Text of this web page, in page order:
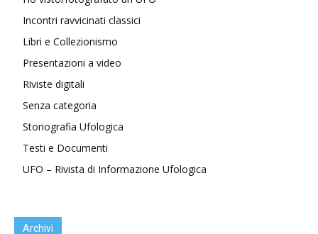
Incontri ravvicinati classici
Libri e Collezionismo
Presentazioni a video
Riviste digitali
Senza categoria
Storiografia Ufologica
Testi e Documenti
UFO – Rivista di Informazione Ufologica
Archivi